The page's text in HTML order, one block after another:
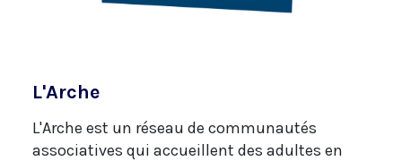
L'Arche
L'Arche est un réseau de communautés
associatives qui accueillent des adultes en